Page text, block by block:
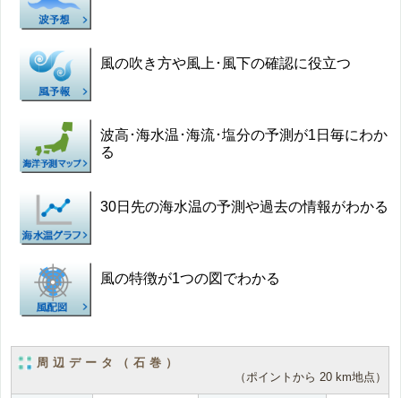
風の吹き方や風上･風下の確認に役立つ
波高･海水温･海流･塩分の予測が1日毎にわか
る
30日先の海水温の予測や過去の情報がわかる
風の特徴が1つの図でわかる
周辺データ（石巻）
（ポイントから 20 km地点）